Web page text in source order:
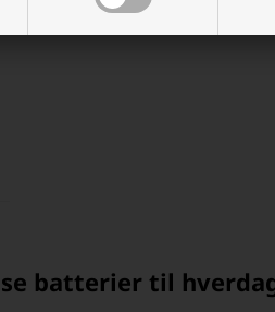
batterier til